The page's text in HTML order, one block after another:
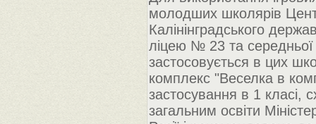
молодших школярів
Калінінградського
ліцею № 23 та
застосовується в цих
комплекс "Веселка в
застосування в 1
загальним освіти